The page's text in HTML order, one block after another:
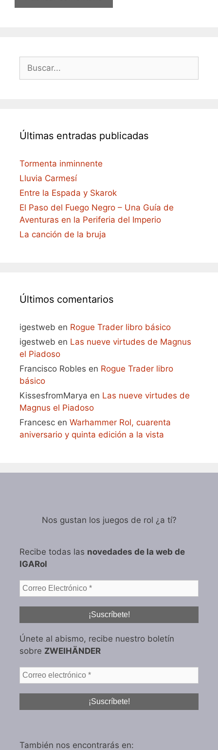
Últimas entradas publicadas
Tormenta inminnente
Lluvia Carmesí
Entre la Espada y Skarok
El Paso del Fuego Negro – Una Guía de
Aventuras en la Periferia del Imperio
La canción de la bruja
Últimos comentarios
igestweb en Rogue Trader libro básico
igestweb en Las nueve virtudes de Magnus
el Piadoso
Francisco Robles en Rogue Trader libro
básico
KissesfromMarya en Las nueve virtudes de
Magnus el Piadoso
Francesc en Warhammer Rol, cuarenta
aniversario y quinta edición a la vista
Nos gustan los juegos de rol ¿a tí?
Recibe todas las novedades de la web de
IGARol
Únete al abismo, recibe nuestro boletín
sobre ZWEIHÄNDER
También nos encontrarás en: